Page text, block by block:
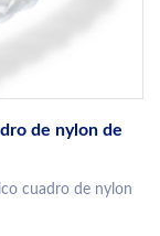
de nylon de
cuadro de nylon